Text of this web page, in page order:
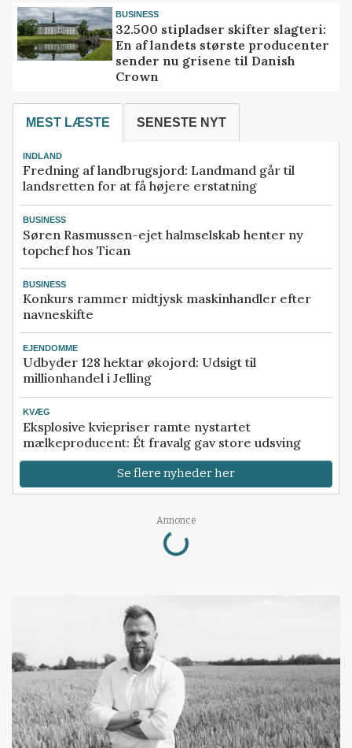
BUSINESS
32.500 stipladser skifter slagteri:
En af landets største producenter
sender nu grisene til Danish
Crown
MEST LÆSTE SENESTE NYT
INDLAND
Fredning af landbrugsjord: Landmand går til
landsretten for at få højere erstatning
BUSINESS
Søren Rasmussen-ejet halmselskab henter ny
topchef hos Tican
BUSINESS
Konkurs rammer midtjysk maskinhandler efter
navneskifte
EJENDOMME
Udbyder 128 hektar økojord: Udsigt til
millionhandel i Jelling
KVÆG
Eksplosive kviepriser ramte nystartet
mælkeproducent: Ét fravalg gav store udsving
Se flere nyheder her
Annonce
Loading...